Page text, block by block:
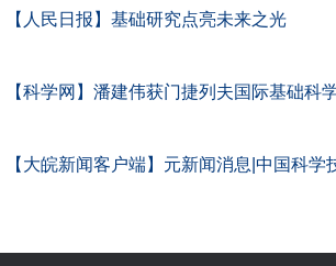
【人民日报】基础研究点亮未来之光
【科学网】潘建伟获门捷列夫国际基础科